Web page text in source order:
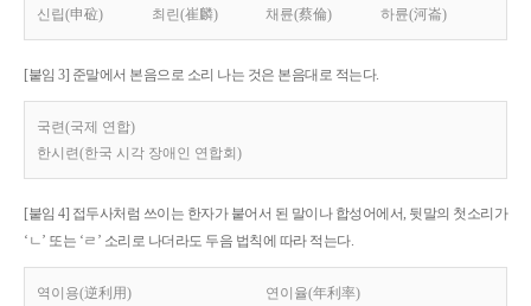
신립(申砬) 최린(崔麟) 채륜(蔡倫) 하륜(河崙)
[붙임 3] 준말에서 본음으로 소리 나는 것은 본음대로 적는다.
국련(국제 연합)
한시련(한국 시각 장애인 연합회)
[붙임 4] 접두사처럼 쓰이는 한자가 붙어서 된 말이나 합성어에서, 뒷말의 첫소리가
‘ㄴ’ 또는 ‘ㄹ’ 소리로 나더라도 두음 법칙에 따라 적는다.
역이용(逆利用)
연이율(年利率)